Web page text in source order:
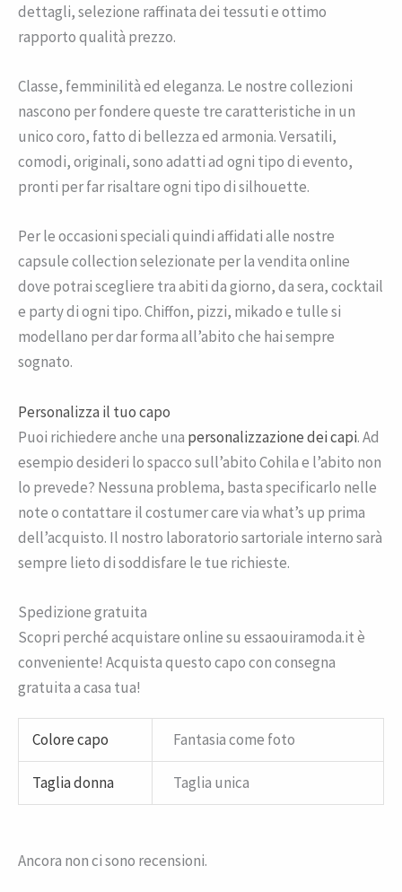
dettagli, selezione raffinata dei tessuti e ottimo
rapporto qualità prezzo.
Classe, femminilità ed eleganza. Le nostre collezioni
nascono per fondere queste tre caratteristiche in un
unico coro, fatto di bellezza ed armonia. Versatili,
comodi, originali, sono adatti ad ogni tipo di evento,
pronti per far risaltare ogni tipo di silhouette.
Per le occasioni speciali quindi affidati alle nostre
capsule collection selezionate per la vendita online
dove potrai scegliere tra abiti da giorno, da sera, cocktail
e party di ogni tipo. Chiffon, pizzi, mikado e tulle si
modellano per dar forma all’abito che hai sempre
sognato.
Personalizza il tuo capo
Puoi richiedere anche una personalizzazione dei capi. Ad
esempio desideri lo spacco sull’abito Cohila e l’abito non
lo prevede? Nessuna problema, basta specificarlo nelle
note o contattare il costumer care via what’s up prima
dell’acquisto. Il nostro laboratorio sartoriale interno sarà
sempre lieto di soddisfare le tue richieste.
Spedizione gratuita
Scopri perché acquistare online su essaouiramoda.it è
conveniente! Acquista questo capo con consegna
gratuita a casa tua!
Colore capo Fantasia come foto
Taglia donna Taglia unica
Ancora non ci sono recensioni.